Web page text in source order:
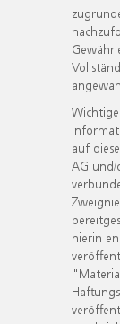
auf
AG und/
hierin